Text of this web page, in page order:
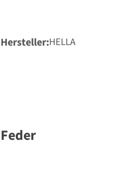
Hersteller HELLA
Feder